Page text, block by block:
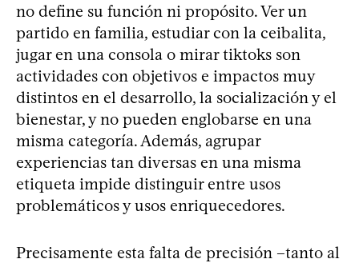
no define su función ni propósito. Ver un
partido en familia, estudiar con la ceibalita,
jugar en una consola o mirar tiktoks son
actividades con objetivos e impactos muy
distintos en el desarrollo, la socialización y el
bienestar, y no pueden englobarse en una
misma categoría. Además, agrupar
experiencias tan diversas en una misma
etiqueta impide distinguir entre usos
problemáticos y usos enriquecedores.
Precisamente esta falta de precisión –tanto al